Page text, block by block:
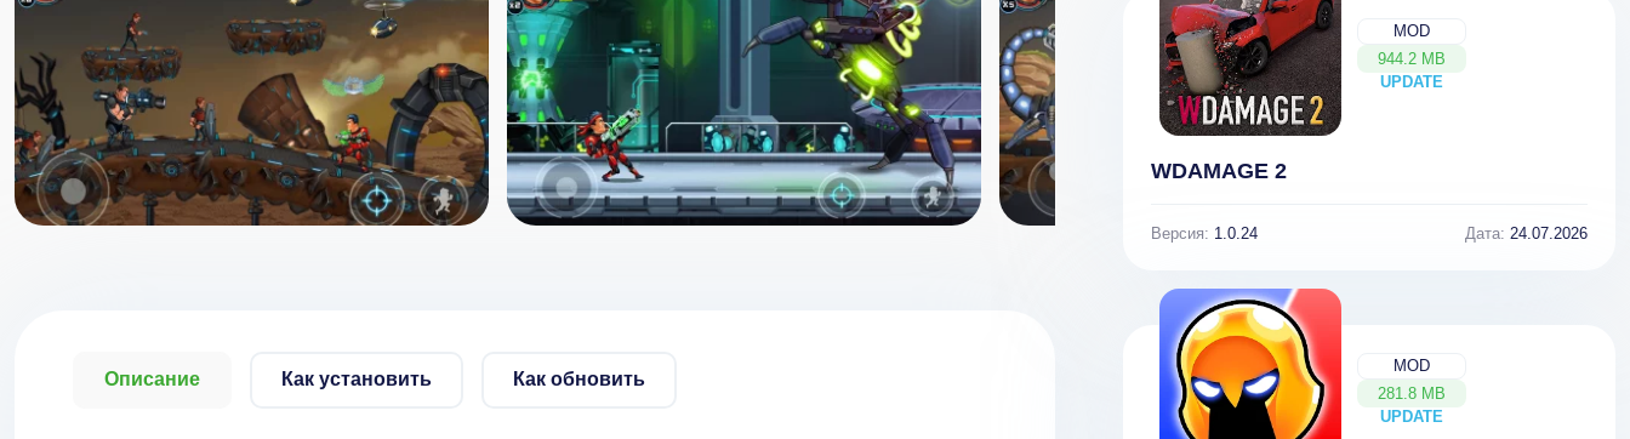
Описание Как установить Как обновить
MOD
944.2 MB
UPDATE
NEW
WDAMAGE 2
Версия: 1.0.24 Дата: 24.07.2026
MOD
281.8 MB
UPDATE
NEW